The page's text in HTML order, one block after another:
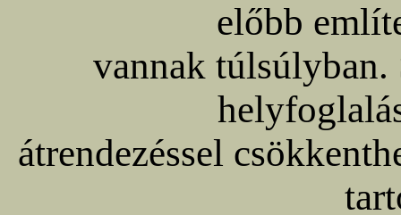
előbb
vannak túlsúlyban.
átrendezéssel